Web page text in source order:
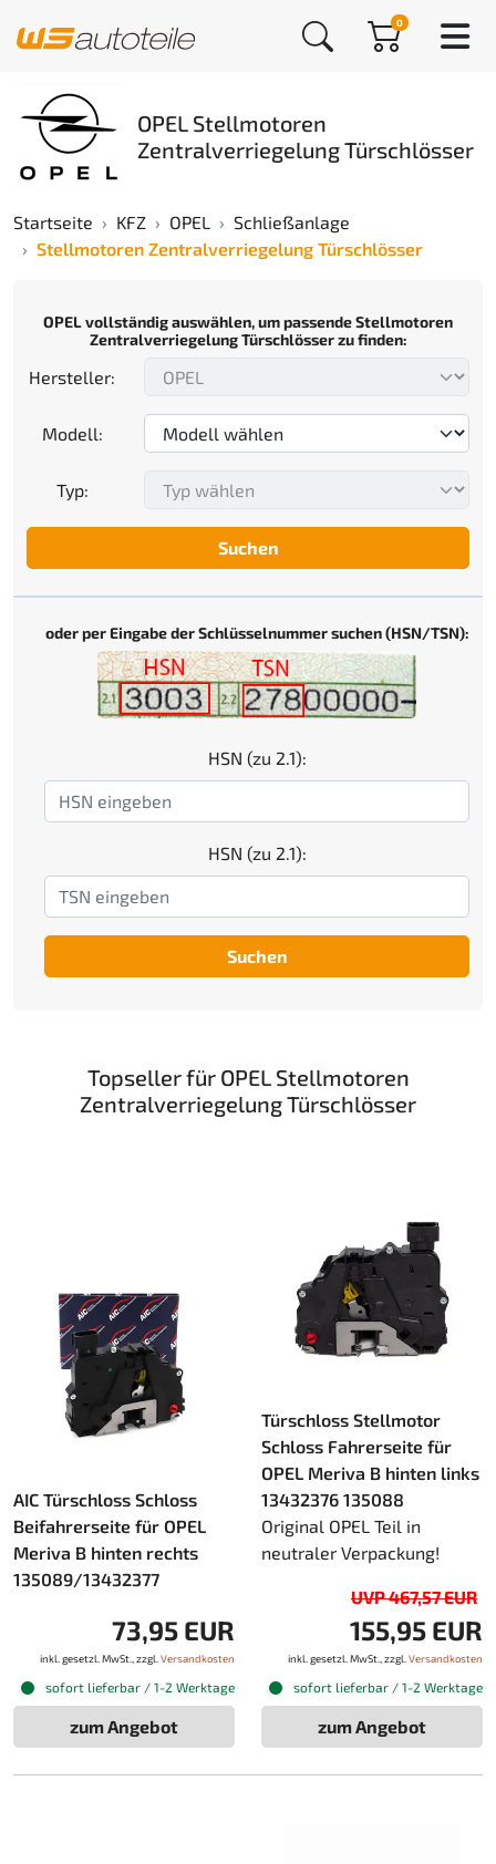
0
OPEL Stellmotoren
Zentralverriegelung Türschlösser
Startseite KFZ OPEL
Schließanlage
Stellmotoren Zentralverriegelung Türschlösser
OPEL vollständig auswählen, um passende Stellmotoren
Zentralverriegelung Türschlösser zu finden:
Hersteller:
Modell:
Typ:
Suchen
oder per Eingabe der Schlüsselnummer suchen (HSN/TSN):
HSN (zu 2.1):
HSN (zu 2.1):
Suchen
Topseller für OPEL Stellmotoren
Zentralverriegelung Türschlösser
AIC Türschloss Schloss
Beifahrerseite für OPEL
Meriva B hinten rechts
135089/13432377
73,95 EUR
inkl. gesetzl. MwSt., zzgl. Versandkosten
sofort lieferbar / 1-2 Werktage
zum Angebot
Türschloss Stellmotor
Schloss Fahrerseite für
OPEL Meriva B hinten links
13432376 135088
Original OPEL Teil in
neutraler Verpackung!
UVP 467,57 EUR
155,95 EUR
inkl. gesetzl. MwSt., zzgl. Versandkosten
sofort lieferbar / 1-2 Werktage
zum Angebot